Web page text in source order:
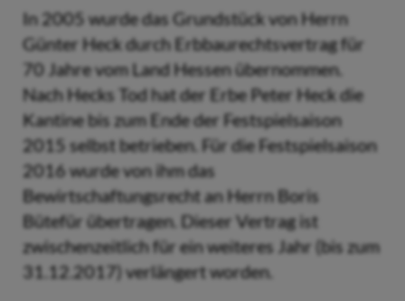
In 2005 wurde das Grundstück von Herrn
Günter Heck durch Erbbaurechtsvertrag für
70 Jahre vom Land Hessen übernommen.
Nach Hecks Tod hat der Erbe Peter Heck die
Kantine bis zum Ende der Festspielsaison
2015 selbst betrieben. Für die Festspielsaison
2016 wurde von ihm das
Bewirtschaftungsrecht an Herrn Boris
Bütefür übertragen. Dieser Vertrag ist
zwischenzeitlich für ein weiteres Jahr (bis zum
31.12.2017) verlängert worden.